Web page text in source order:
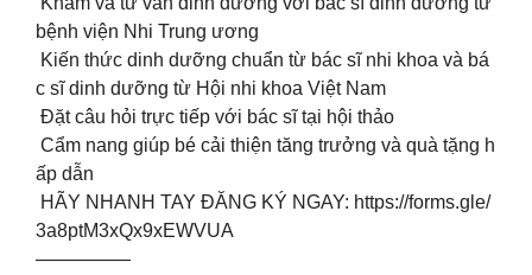
bệnh viện Nhi Trung ương
️ Kiến thức dinh dưỡng chuẩn từ bác sĩ nhi khoa và bá
c sĩ dinh dưỡng từ Hội nhi khoa Việt Nam
️ Đặt câu hỏi trực tiếp với bác sĩ tại hội thảo
️ Cẩm nang giúp bé cải thiện tăng trưởng và quà tặng h
ấp dẫn
HÃY NHANH TAY ĐĂNG KÝ NGAY: https://forms.gle/
3a8ptM3xQx9xEWVUA
—————